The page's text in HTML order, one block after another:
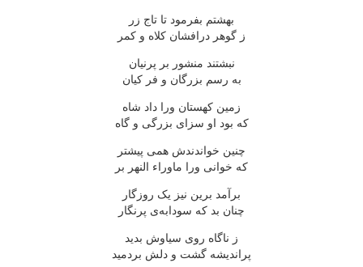
بهشتم بفرمود تا تاج زر
ز گوهر درافشان کلاه و کمر
نبشتند منشور بر پرنیان
به رسم بزرگان و فر کیان
زمین کهستان ورا داد شاه
که بود او سزای بزرگی و گاه
چنین خواندندش همی پیشتر
که خوانی ورا ماوراء النهر بر
برآمد برین نیز یک روزگار
چنان بد که سودابه‌ی پرنگار
ز ناگاه روی سیاوش بدید
پراندیشه گشت و دلش بردمید